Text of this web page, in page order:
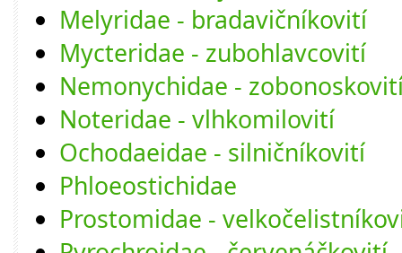
Melyridae - bradavičníkovití
Mycteridae - zubohlavcovití
Nemonychidae -
Noteridae - vlhkomilovití
Ochodaeidae - silničníkovití
Phloeostichidae
Prostomidae -